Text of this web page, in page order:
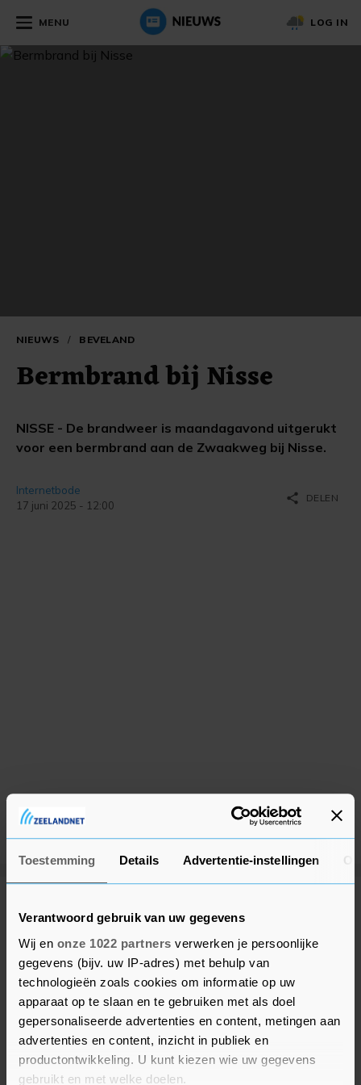
Toestemming Details Advertentie-instellingen
Verantwoord gebruik van uw gegevens
Wij en onze 1022 partners verwerken je persoonlijke
gegevens (bijv. uw IP-adres) met behulp van
technologieën zoals cookies om informatie op uw
apparaat op te slaan en te gebruiken met als doel
gepersonaliseerde advertenties en content, metingen aan
advertenties en content, inzicht in publiek en
productontwikkeling. U kunt kiezen wie uw gegevens
gebruikt en met welke doelen.
MENU LOG IN
NIEUWS / BEVELAND
Bermbrand bij Nisse
NISSE - De brandweer is maandagavond uitgerukt
voor een bermbrand aan de Zwaakweg bij Nisse.
Internetbode
17 juni 2025 - 12:00
share DELEN
Meer uit Beveland
Spoedhulp bij medische
noodsituatie in Colijnsplaat
8 maanden geleden
Bijgebouw in Goes in brand:
Brandweer snel ter plaatse